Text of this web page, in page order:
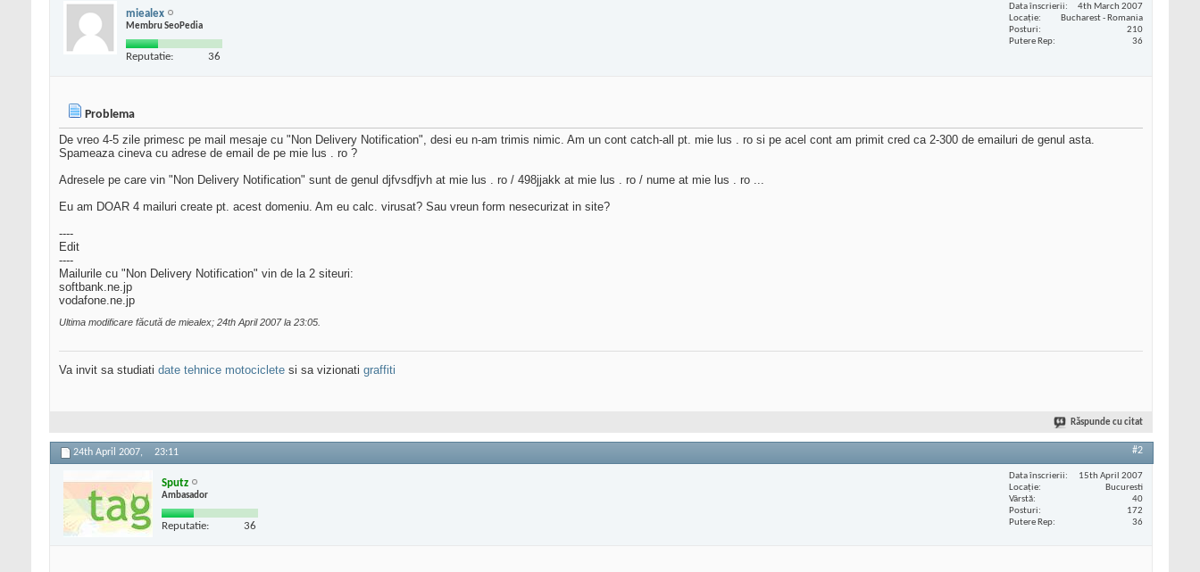
miealex
Membru SeoPedia
Reputatie: 36
Data înscrierii
4th March 2007
Locaţie
Bucharest - Romania
Posturi
210
Putere Rep
36
Problema
De vreo 4-5 zile primesc pe mail mesaje cu "Non Delivery Notification", desi eu n-am trimis nimic. Am un cont catch-all pt. mie lus . ro si pe acel cont am primit cred ca 2-300 de emailuri de genul asta.
Spameaza cineva cu adrese de email de pe mie lus . ro ?
Adresele pe care vin "Non Delivery Notification" sunt de genul djfvsdfjvh at mie lus . ro / 498jjakk at mie lus . ro / nume at mie lus . ro ...
Eu am DOAR 4 mailuri create pt. acest domeniu. Am eu calc. virusat? Sau vreun form nesecurizat in site?
----
Edit
----
Mailurile cu "Non Delivery Notification" vin de la 2 siteuri:
softbank.ne.jp
vodafone.ne.jp
Ultima modificare făcută de miealex; 24th April 2007 la 23:05
Va invit sa studiati date tehnice motociclete si sa vizionati graffiti
Răspunde cu citat
24th April 2007, 23:11 #2
Sputz
Ambasador
Reputatie: 36
Data înscrierii
15th April 2007
Locaţie
Bucuresti
Vârstă
40
Posturi
172
Putere Rep
36